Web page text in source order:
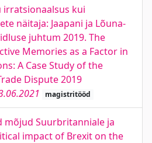
irratsionaalsus kui
näitaja: Jaapani ja Lõuna-
juhtum 2019. The
Memories as a Factor in
A Case Study of the
Dispute 2019
magistritööd
mõjud Suurbritanniale ja
impact of Brexit on the